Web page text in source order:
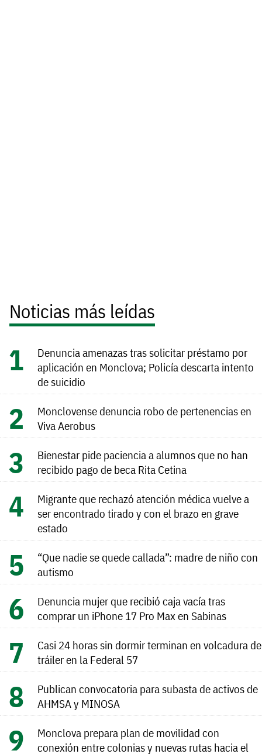
Noticias más leídas
Denuncia amenazas tras solicitar préstamo por
aplicación en Monclova; Policía descarta intento
de suicidio
Monclovense denuncia robo de pertenencias en
Viva Aerobus
Bienestar pide paciencia a alumnos que no han
recibido pago de beca Rita Cetina
Migrante que rechazó atención médica vuelve a
ser encontrado tirado y con el brazo en grave
estado
“Que nadie se quede callada”: madre de niño con
autismo
Denuncia mujer que recibió caja vacía tras
comprar un iPhone 17 Pro Max en Sabinas
Casi 24 horas sin dormir terminan en volcadura de
tráiler en la Federal 57
Publican convocatoria para subasta de activos de
AHMSA y MINOSA
Monclova prepara plan de movilidad con
conexión entre colonias y nuevas rutas hacia el